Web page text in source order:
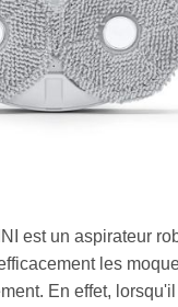
est un aspirateur
les
En effet,